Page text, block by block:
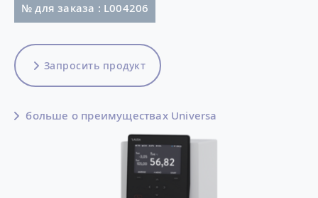
№ для заказа : L004206
Запросить продукт
больше о преимуществах Universa